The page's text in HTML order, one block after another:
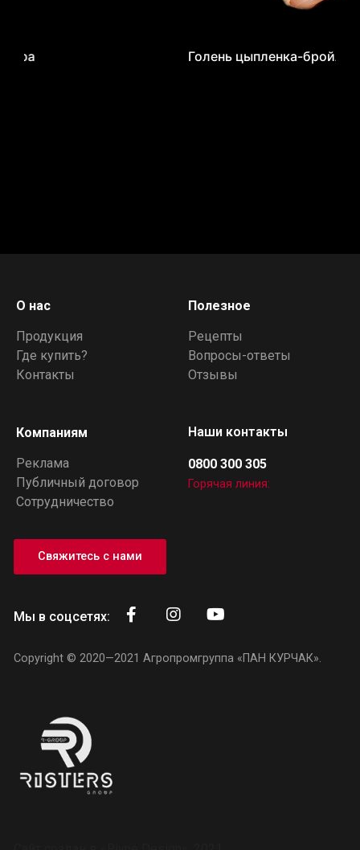
Голень цыпленка-бройлера
О нас
Продукция
Где купить?
Контакты
Полезное
Рецепты
Вопросы-ответы
Отзывы
Компаниям
Реклама
Публичный договор
Сотрудничество
Наши контакты
0800 300 305
Горячая линия:
Copyright © 2020—2021 Агропромгруппа «ПАН КУРЧАК».
Мы в соцсетях:
Свяжитесь с нами